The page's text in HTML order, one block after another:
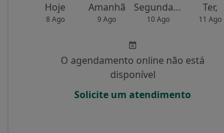
Hoje
8 Ago
Amanhã
9 Ago
Segunda-feira
10 Ago
Ter,
11 Ago
O agendamento online não está
disponível
Solicite um atendimento